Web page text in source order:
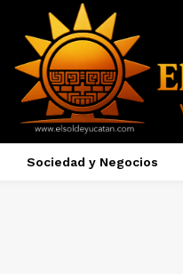
Sociedad y Negocios